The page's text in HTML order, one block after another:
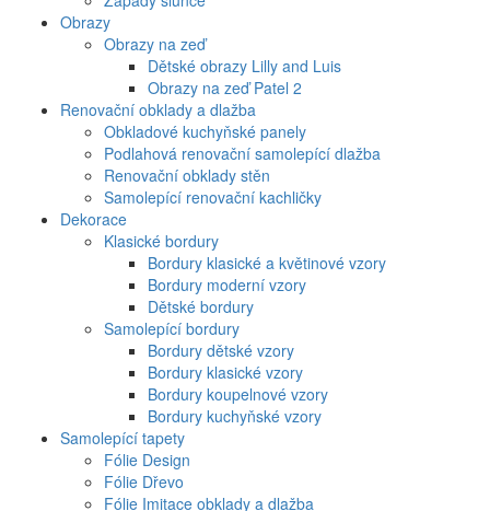
Obrazy
Obrazy na zeď
Dětské obrazy Lilly and Luis
Obrazy na zeď Patel 2
Renovační obklady a dlažba
Obkladové kuchyňské panely
Podlahová renovační samolepící dlažba
Renovační obklady stěn
Samolepící renovační kachličky
Dekorace
Klasické bordury
Bordury klasické a květinové vzory
Bordury moderní vzory
Dětské bordury
Samolepící bordury
Bordury dětské vzory
Bordury klasické vzory
Bordury koupelnové vzory
Bordury kuchyňské vzory
Samolepící tapety
Fólie Design
Fólie Dřevo
Fólie Imitace obklady a dlažba